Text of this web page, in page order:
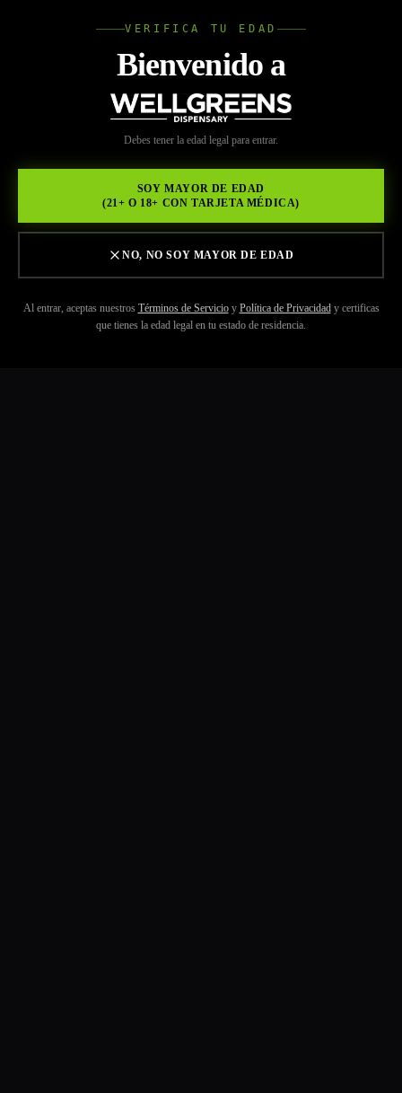
VERIFICA TU EDAD
Bienvenido a
Debes tener la edad legal para entrar.
SOY MAYOR DE EDAD
(21+ O 18+ CON TARJETA MÉDICA)
NO, NO SOY MAYOR DE EDAD
Al entrar, aceptas nuestros Términos de Servicio y Política de Privacidad y certificas
que tienes la edad legal en tu estado de residencia.